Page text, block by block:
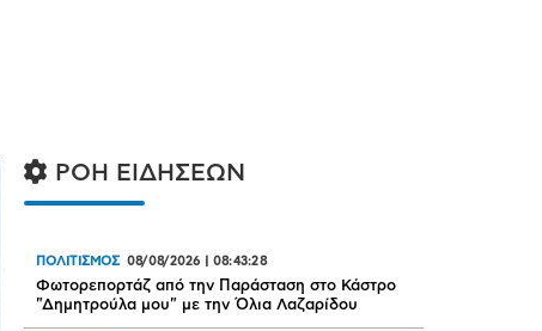
ΡΟΗ ΕΙΔΗΣΕΩΝ
ΠΟΛΙΤΙΣΜΟΣ 08/08/2026 08:43:28
Φωτορεπορτάζ από την Παράσταση στο Κάστρο
"Δημητρούλα μου" με την Όλια Λαζαρίδου